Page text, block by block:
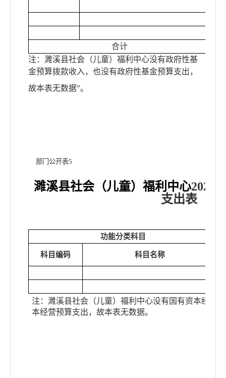
合计
注： 濉溪县社会（儿童）福利中心没有政府性基
金预算拨款收入，也没有政府性基金预算支出，
故本表无数据”。
部门公开表5
濉溪县社会（儿童）福利中心2022
支出表
功能分类科目
科目编码 科目名称
注：濉溪县社会（儿童）福利中心没有国有资本经营
本经营预算支出，故本表无数据。